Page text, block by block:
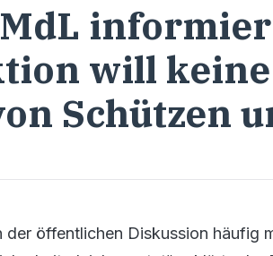
will keine
Schützen
öffentlichen Diskussion häufig